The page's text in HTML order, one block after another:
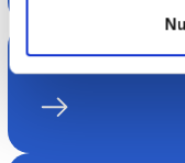
MaRisk-X-